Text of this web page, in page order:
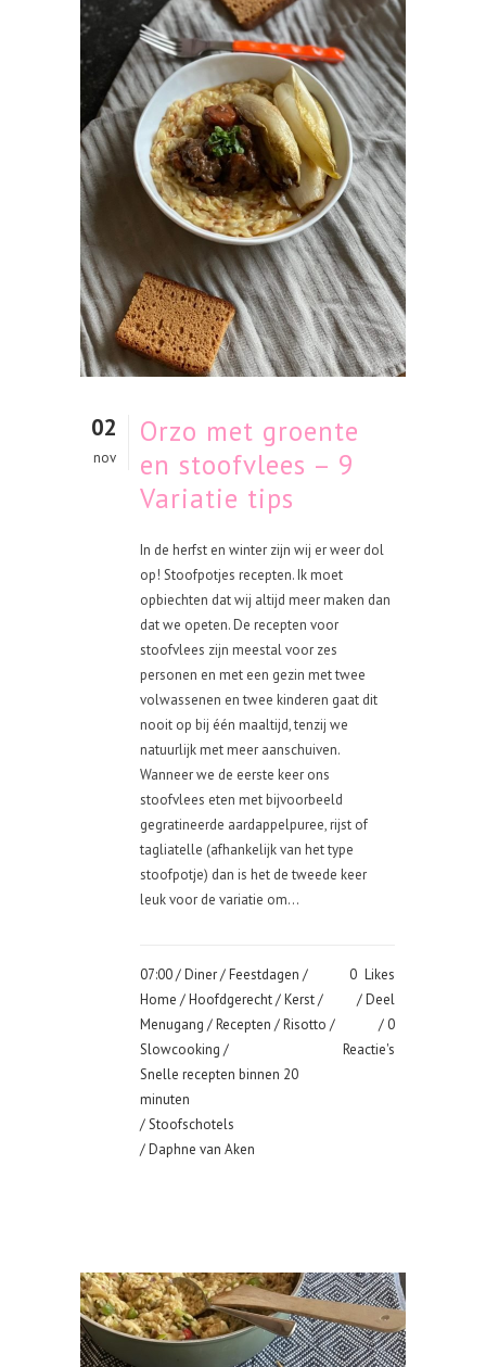
02
nov
Orzo met groente
en stoofvlees – 9
Variatie tips
In de herfst en winter zijn wij er weer dol
op! Stoofpotjes recepten. Ik moet
opbiechten dat wij altijd meer maken dan
dat we opeten. De recepten voor
stoofvlees zijn meestal voor zes
personen en met een gezin met twee
volwassenen en twee kinderen gaat dit
nooit op bij één maaltijd, tenzij we
natuurlijk met meer aanschuiven.
Wanneer we de eerste keer ons
stoofvlees eten met bijvoorbeeld
gegratineerde aardappelpuree, rijst of
tagliatelle (afhankelijk van het type
stoofpotje) dan is het de tweede keer
leuk voor de variatie om...
07:00 /Diner/Feestdagen /
Home /Hoofdgerecht/Kerst/
Menugang /Recepten /Risotto /
Slowcooking /
Snelle recepten binnen 20
minuten
/Stoofschotels
/ Daphne van Aken
0 Likes
Deel
0
Reactie's